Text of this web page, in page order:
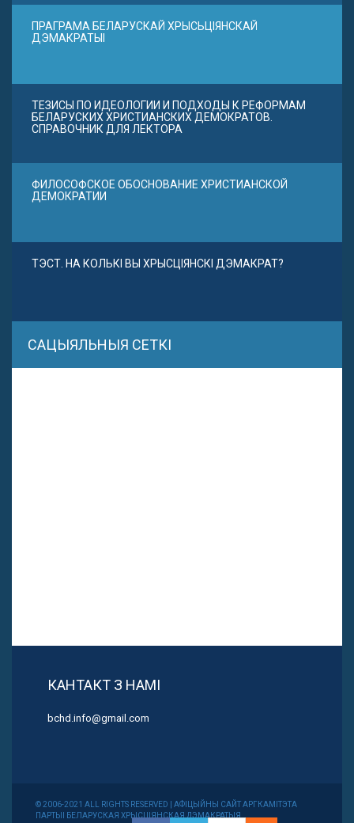
ПРАГРАМА БЕЛАРУСКАЙ ХРЫСЬЦІЯНСКАЙ
ДЭМАКРАТЫІ
ТЕЗИСЫ ПО ИДЕОЛОГИИ И ПОДХОДЫ К РЕФОРМАМ
БЕЛАРУСКИХ ХРИСТИАНСКИХ ДЕМОКРАТОВ.
СПРАВОЧНИК ДЛЯ ЛЕКТОРА
ФИЛОСОФСКОЕ ОБОСНОВАНИЕ ХРИСТИАНСКОЙ
ДЕМОКРАТИИ
ТЭСТ. НА КОЛЬКІ ВЫ ХРЫСЦІЯНСКІ ДЭМАКРАТ?
САЦЫЯЛЬНЫЯ СЕТКІ
КАНТАКТ З НАМІ
bchd.info@gmail.com
© 2006-2021 ALL RIGHTS RESERVED | АФІЦЫЙНЫ САЙТ АРГКАМІТЭТА
ПАРТЫІ БЕЛАРУСКАЯ ХРЫСЦІЯНСКАЯ ДЭМАКРАТЫЯ